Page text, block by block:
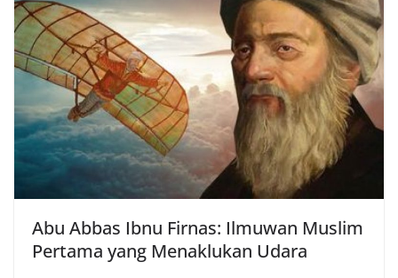
Abu Abbas Ibnu Firnas: Ilmuwan Muslim
Pertama yang Menaklukan Udara